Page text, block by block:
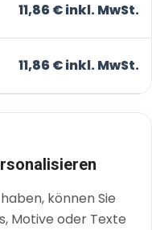
11,86 € inkl. MwSt.
11,86 € inkl. MwSt.
können Sie
Motive oder Texte